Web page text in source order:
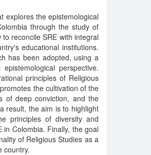
explores the epistemological
through the study of
reconcile SRE with integral
educational institutions.
has been adopted, using a
perspective.
principles of Religious
the cultivation of the
of deep conviction, and the
result, the aim is to highlight
principles of diversity and
Colombia. Finally, the goal
of Religious Studies as a
country.